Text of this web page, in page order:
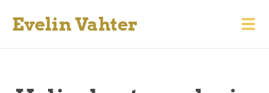
Evelin Vahter